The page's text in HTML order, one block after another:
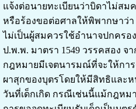
แจ้งต่อนายทะเบียนว่าบิดาไม่สม
หรือร้องขอต่อศาลให้พิพากษาว่า
ไม่เป็นผู้สมควรใช้อำนาจปกคร
ป.พ.พ. มาตรา 1549 วรรคสอง
กฎหมายมีเจตนารมณ์ที่จะให้กา
ผาสุกของบุตรโดยให้มีสิทธิและ
วันที่เด็กเกิด กรณีเช่นนี้แม้กฎหม